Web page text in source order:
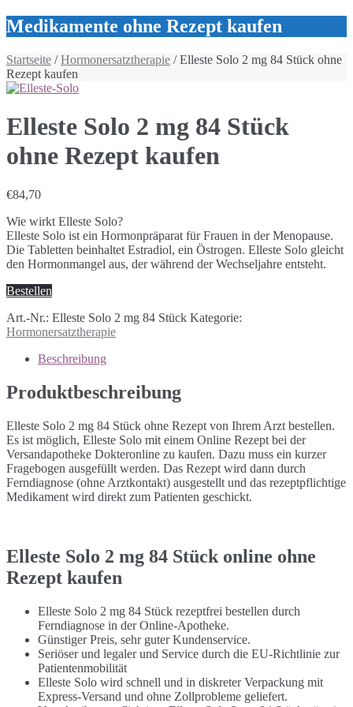
Medikamente ohne Rezept kaufen
Startseite /Hormonersatztherapie / Elleste Solo 2 mg 84 Stück ohne
Rezept kaufen
Elleste Solo 2 mg 84 Stück
ohne Rezept kaufen
€84,70
Wie wirkt Elleste Solo?
Elleste Solo ist ein Hormonpräparat für Frauen in der Menopause.
Die Tabletten beinhaltet Estradiol, ein Östrogen. Elleste Solo gleicht
den Hormonmangel aus, der während der Wechseljahre entsteht.
Bestellen
Art.-Nr.: Elleste Solo 2 mg 84 Stück Kategorie:
Hormonersatztherapie
Beschreibung
Produktbeschreibung
Elleste Solo 2 mg 84 Stück ohne Rezept von Ihrem Arzt bestellen.
Es ist möglich, Elleste Solo mit einem Online Rezept bei der
Versandapotheke Dokteronline zu kaufen. Dazu muss ein kurzer
Fragebogen ausgefüllt werden. Das Rezept wird dann durch
Ferndiagnose (ohne Arztkontakt) ausgestellt und das rezeptpflichtige
Medikament wird direkt zum Patienten geschickt.
Elleste Solo 2 mg 84 Stück online ohne
Rezept kaufen
Elleste Solo 2 mg 84 Stück rezeptfrei bestellen durch
Ferndiagnose in der Online-Apotheke.
Günstiger Preis, sehr guter Kundenservice.
Seriöser und legaler und Service durch die EU-Richtlinie zur
Patientenmobilität
Elleste Solo wird schnell und in diskreter Verpackung mit
Express-Versand und ohne Zollprobleme geliefert.